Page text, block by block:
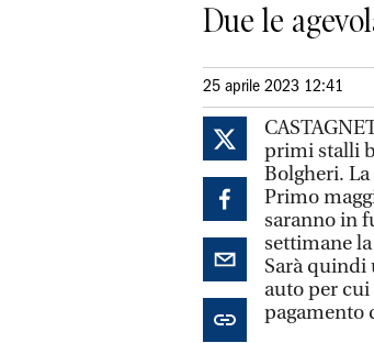
Due le
25 aprile 2023 12:41
primi stalli
Bolgheri.
Primo
saranno in
settimane
Sarà quindi
auto per
pagamento